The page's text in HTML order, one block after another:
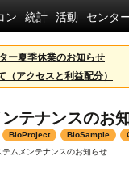
ン 統計 活動 センタ
ー夏季休業のお知らせ
アクセスと利益配分）
テナンスのお
BioProject BioSample
テムメンテナンスのお知らせ